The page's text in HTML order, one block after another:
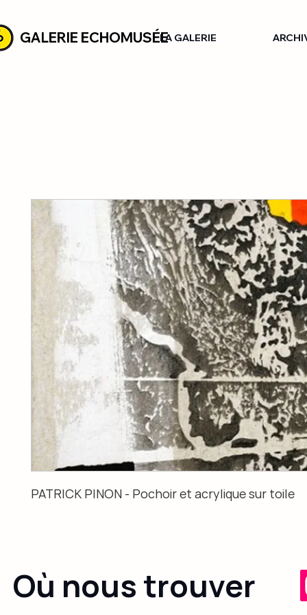
GALERIE ECHOMUSÉELA GALERIE
PATRICK PINON - Pochoir et acrylique sur toile
Où nous trouver